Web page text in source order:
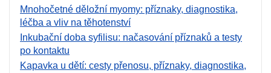
Mnohočetné děložní myomy: příznaky, diagnostika,
léčba a vliv na těhotenství
Inkubační doba syfilisu: načasování příznaků a testy
po kontaktu
Kapavka u dětí: cesty přenosu, příznaky, diagnostika,